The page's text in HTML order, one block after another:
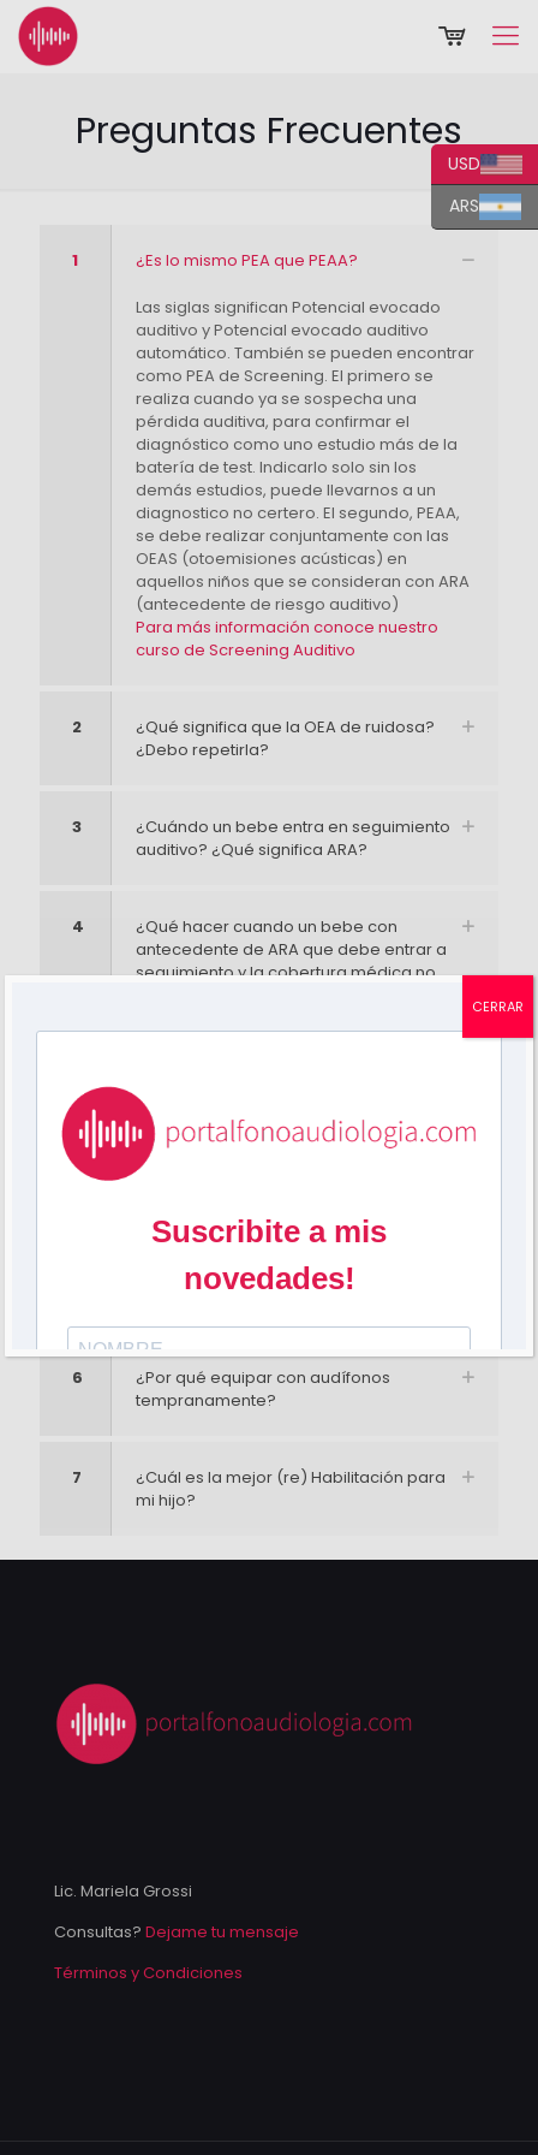
Preguntas Frecuentes
1 ¿Es lo mismo PEA que PEAA?
Las siglas significan Potencial evocado
auditivo y Potencial evocado auditivo
automático. También se pueden encontrar
como PEA de Screening. El primero se
realiza cuando ya se sospecha una
pérdida auditiva, para confirmar el
diagnóstico como uno estudio más de la
batería de test. Indicarlo solo sin los
demás estudios, puede llevarnos a un
diagnostico no certero. El segundo, PEAA,
se debe realizar conjuntamente con las
OEAS (otoemisiones acústicas) en
aquellos niños que se consideran con ARA
(antecedente de riesgo auditivo)
Para más información conoce nuestro
curso de Screening Auditivo
2
¿Qué significa que la OEA de ruidosa?
¿Debo repetirla?
3
¿Cuándo un bebe entra en seguimiento
auditivo? ¿Qué significa ARA?
4
¿Qué hacer cuando un bebe con
antecedente de ARA que debe entrar a
seguimiento y la cobertura médica no
5
¿Qué hacer cuando las OEAS dan
estrecho y debe esperar a que crezca?
“dependen de la maduración”, que
6
¿Por qué equipar con audífonos
tempranamente?
7
¿Cuál es la mejor (re) Habilitación para
mi hijo?
Lic. Mariela Grossi
Consultas? Dejame tu mensaje
Términos y Condiciones
USD
ARS
CERRAR